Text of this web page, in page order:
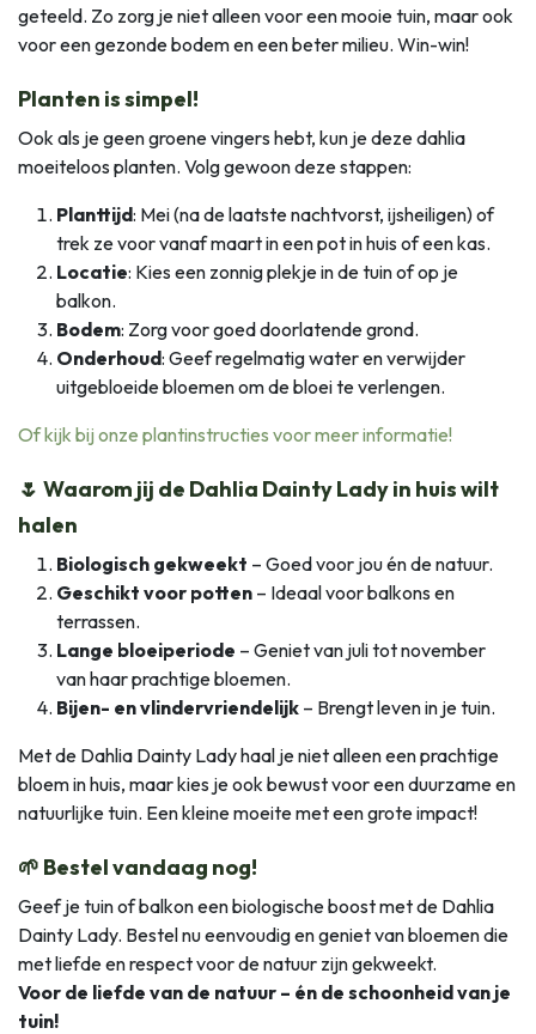
geteeld. Zo zorg je niet alleen voor een mooie tuin, maar ook
voor een gezonde bodem en een beter milieu. Win-win!
Planten is simpel!
Ook als je geen groene vingers hebt, kun je deze dahlia
moeiteloos planten. Volg gewoon deze stappen:
Planttijd: Mei (na de laatste nachtvorst, ijsheiligen) of
trek ze voor vanaf maart in een pot in huis of een kas.
Locatie: Kies een zonnig plekje in de tuin of op je
balkon.
Bodem: Zorg voor goed doorlatende grond.
Onderhoud: Geef regelmatig water en verwijder
uitgebloeide bloemen om de bloei te verlengen.
Of kijk bij onze plantinstructies voor meer informatie!
🌷 Waarom jij de Dahlia Dainty Lady in huis wilt
halen
Biologisch gekweekt – Goed voor jou én de natuur.
Geschikt voor potten – Ideaal voor balkons en
terrassen.
Lange bloeiperiode – Geniet van juli tot november
van haar prachtige bloemen.
Bijen- en vlindervriendelijk – Brengt leven in je tuin.
Met de Dahlia Dainty Ladyhaal je niet alleen een prachtige
bloem in huis, maar kies je ook bewust voor een duurzame en
natuurlijke tuin. Een kleine moeite met een grote impact!
🌱 Bestel vandaag nog!
Geef je tuin of balkon een biologische boost met de Dahlia
Dainty Lady. Bestel nu eenvoudig en geniet van bloemen die
met liefde en respect voor de natuur zijn gekweekt.
Voor de liefde van de natuur – én de schoonheid van je
tuin!